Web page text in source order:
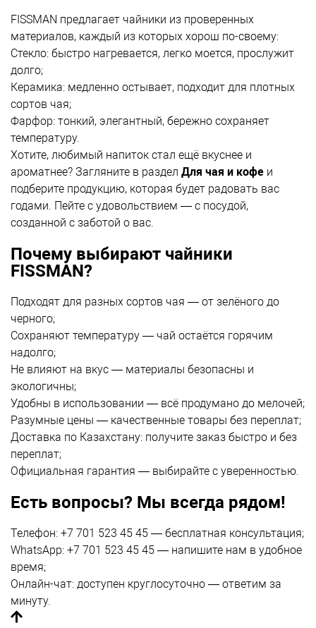
FISSMAN предлагает чайники из проверенных
материалов, каждый из которых хорош по-своему:
Стекло: быстро нагревается, легко моется, прослужит
долго;
Керамика: медленно остывает, подходит для плотных
сортов чая;
Фарфор: тонкий, элегантный, бережно сохраняет
температуру.
Хотите, любимый напиток стал ещё вкуснее и
ароматнее? Загляните в раздел Для чая и кофе и
подберите продукцию, которая будет радовать вас
годами. Пейте с удовольствием — с посудой,
созданной с заботой о вас.
Почему выбирают чайники
FISSMAN?
Подходят для разных сортов чая — от зелёного до
черного;
Сохраняют температуру — чай остаётся горячим
надолго;
Не влияют на вкус — материалы безопасны и
экологичны;
Удобны в использовании — всё продумано до мелочей;
Разумные цены — качественные товары без переплат;
Доставка по Казахстану: получите заказ быстро и без
переплат;
Официальная гарантия — выбирайте с уверенностью.
Есть вопросы? Мы всегда рядом!
Телефон: +7 701 523 45 45 — бесплатная консультация;
WhatsApp: +7 701 523 45 45 — напишите нам в удобное
время;
Онлайн-чат: доступен круглосуточно — ответим за
минуту.